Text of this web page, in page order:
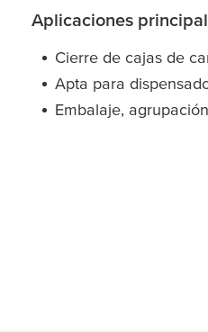
Aplicaciones
Cierre de cajas de
Apta para
Embalaje,